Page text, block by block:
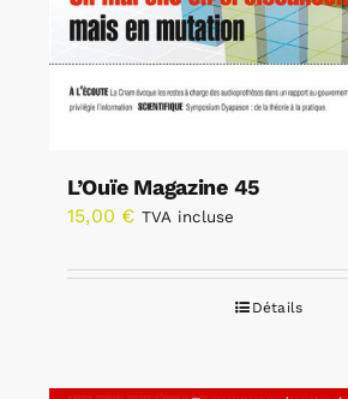
L’Ouïe Magazine 45
15,00 € TVA incluse
Détails